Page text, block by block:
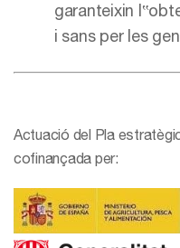
garanteixin
i sans per les
Actuació del Pla
cofinançada per: